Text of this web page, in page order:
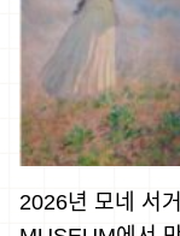
2026년 모네 서